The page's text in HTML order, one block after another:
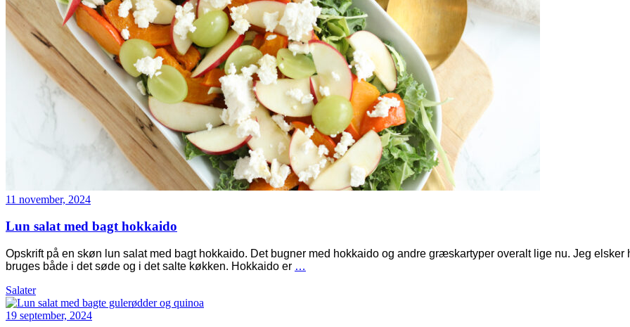
11 november, 2024
Lun salat med bagt hokkaido
Opskrift på en skøn lun salat med bagt hokkaido. Det bugner med hokkaido og andre græskartyper overalt lige nu. Jeg
bruges både i det søde og i det salte køkken. Hokkaido er …
Salater
19 september, 2024